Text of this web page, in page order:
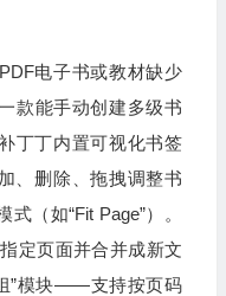
电子书或教材缺少
款能手动创建多级书
丁丁内置可视化书签
、删除、拖拽调整书
（如“Fit Page”）。
定页面并合并成新文
”模块——支持按页码